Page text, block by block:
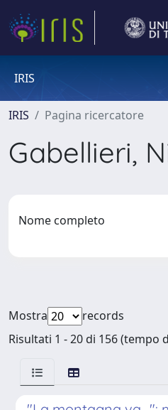
IRIS
IRIS Pagina ricercatore
Gabellieri,
Nome completo
Mostra
records
Risultati 1 - 20 di 156 (tempo